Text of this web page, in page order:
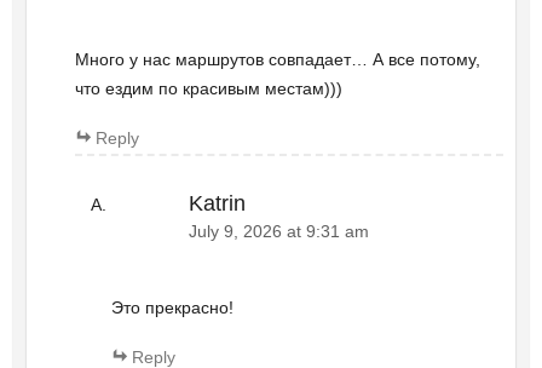
Много у нас маршрутов совпадает… А все потому,
что ездим по красивым местам)))
Reply
Katrin
July 9, 2026 at 9:31 am
Это прекрасно!
Reply